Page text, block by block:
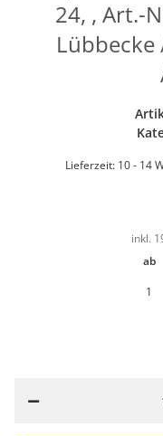
24, , Art.-
Lieferzeit: 10 - 14
inkl.
ab
1